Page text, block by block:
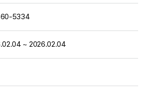
5334
~ 2026.02.04